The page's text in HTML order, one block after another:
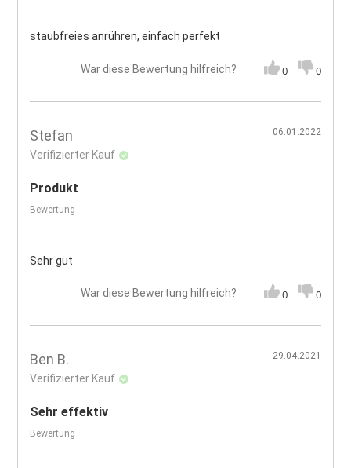
staubfreies anrühren, einfach perfekt
War diese Bewertung hilfreich? 0 0
Stefan
Verifizierter Kauf
06.01.2022
Produkt
Bewertung
Sehr gut
War diese Bewertung hilfreich? 0 0
Ben B.
Verifizierter Kauf
29.04.2021
Sehr effektiv
Bewertung